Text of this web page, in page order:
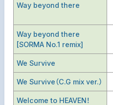
Way beyond there
Way beyond there
[SORMA No.1 remix]
We Survive
We Survive（C.G mix ver.）
Welcome to HEAVEN！